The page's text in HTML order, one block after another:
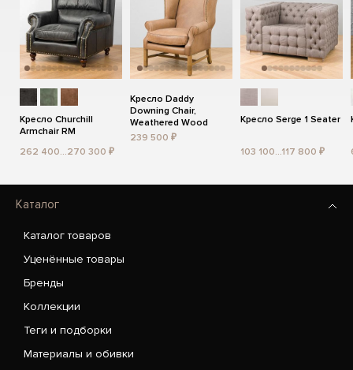
Кресло Churchill
Armchair RM
262 400...270 300 ₽
Кресло Daddy
Downing Chair,
Weathered Wood
239 500 ₽
Кресло Serge 1 Seater
103 100...117 800 ₽
Каталог
Каталог товаров
Уценённые товары
Бренды
Коллекции
Теги и подборки
Материалы и обивки